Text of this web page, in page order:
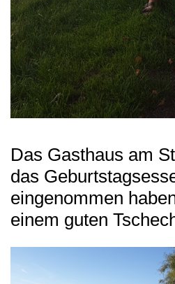
Das Gasthaus am
das
eingenommen
einem guten